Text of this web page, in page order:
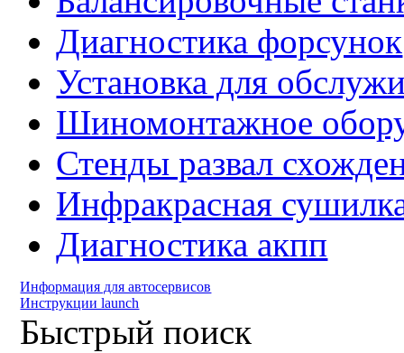
Диагностика форсунок
Установка для
Шиномонтажное
Стенды развал
Инфракрасная
Диагностика акпп
Информация для автосервисов
Инструкции launch
Быстрый поиск